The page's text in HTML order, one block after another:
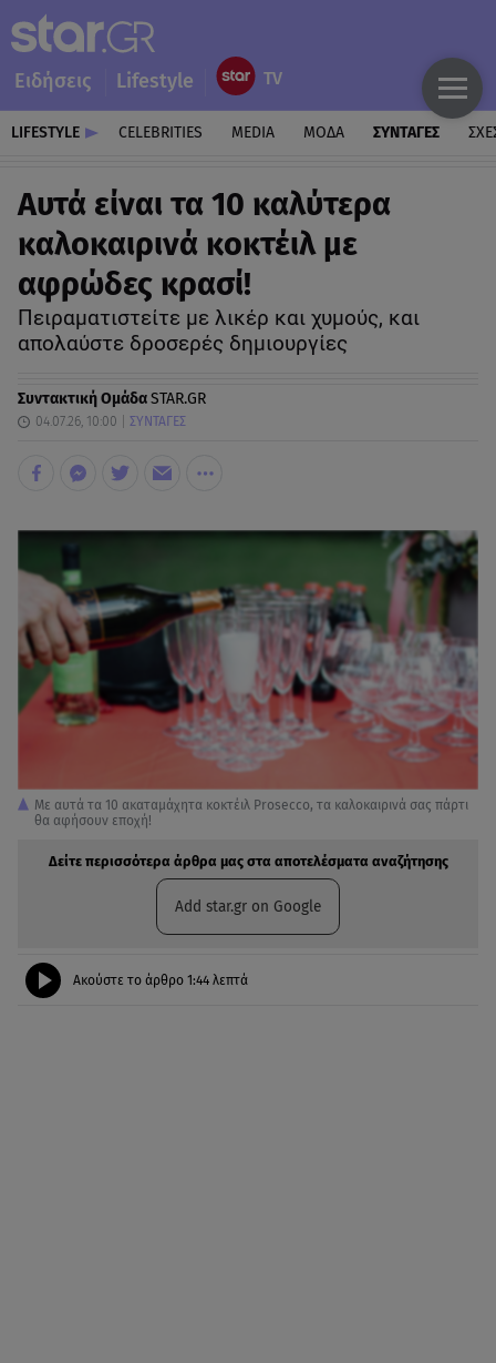
Ειδήσεις Lifestyle
LIFESTYLE CELEBRITIES MEDIA ΜΟΔΑ ΣΥΝΤΑΓΕΣ
Αυτά είναι τα 10 καλύτερα
καλοκαιρινά κοκτέιλ με
αφρώδες κρασί!
Πειραματιστείτε με λικέρ και χυμούς, και
απολαύστε δροσερές δημιουργίες
Συντακτική ΟμάδαSTAR.GR
04.07.26, 10:00 ΣΥΝΤΑΓΕΣ
Με αυτά τα 10 ακαταμάχητα κοκτέιλ Prosecco, τα καλοκαιρινά σας πάρτι
θα αφήσουν εποχή!
Δείτε περισσότερα άρθρα μας στα αποτελέσματα αναζήτησης
Add star.gr on Google
Ακούστε το άρθρο 1:44 λεπτά